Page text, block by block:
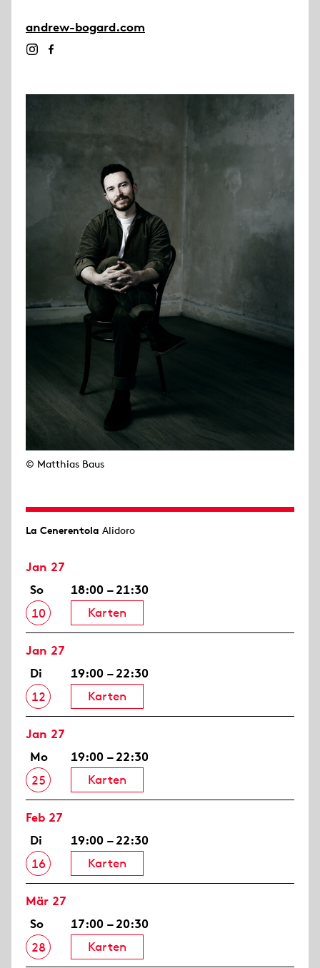
andrew-bogard.com
© Matthias Baus
La Cenerentola Alidoro
Jan 27
So
10
18:00 – 21:30
Karten
Jan 27
Di
12
19:00 – 22:30
Karten
Jan 27
Mo
25
19:00 – 22:30
Karten
Feb 27
Di
16
19:00 – 22:30
Karten
Mär 27
So
28
17:00 – 20:30
Karten